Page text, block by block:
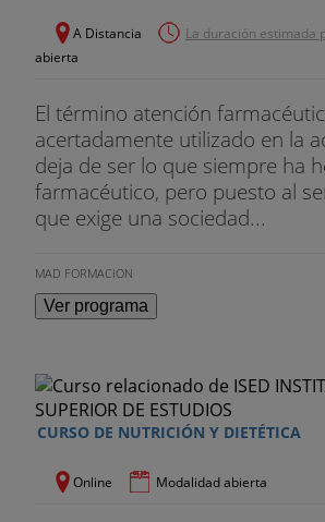
A Distancia La duración estimada
abierta
El término atención
acertadamente utilizado en la
deja de ser lo que siempre ha
farmacéutico, pero puesto al
que exige una sociedad...
MAD FORMACION
Ver programa
CURSO DE NUTRICIÓN Y DIETÉTICA
Online Modalidad abierta